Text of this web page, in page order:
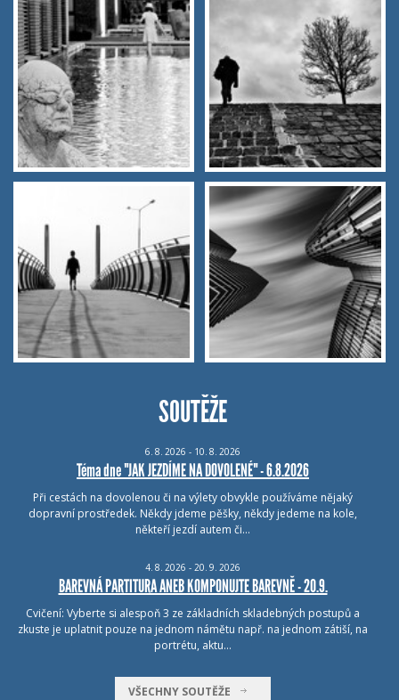
SOUTĚŽE
6. 8. 2026 - 10. 8. 2026
Téma dne "JAK JEZDÍME NA DOVOLENÉ" - 6.8.2026
Při cestách na dovolenou či na výlety obvykle používáme nějaký
dopravní prostředek. Někdy jdeme pěšky, někdy jedeme na kole,
někteří jezdí autem či…
4. 8. 2026 - 20. 9. 2026
BAREVNÁ PARTITURA ANEB KOMPONUJTE BAREVNĚ - 20.9.
Cvičení: Vyberte si alespoň 3 ze základních skladebných postupů a
zkuste je uplatnit pouze na jednom námětu např. na jednom zátiší, na
portrétu, aktu…
VŠECHNY SOUTĚŽE